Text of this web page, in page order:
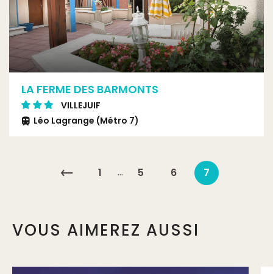
LA FERME DES BARMONTS
VILLEJUIF
Léo Lagrange (Métro 7)
1 … 5 6 7
VOUS AIMEREZ AUSSI